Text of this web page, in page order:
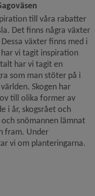
till våra rabatter
Det finns några växter
växter finns med i
vi tagit inspiration
har vi tagit en
som man stöter på i
Skogen har
till olika former av
i år, skogsrået och
snömannen lämnat
fram. Under
vi om planteringarna.